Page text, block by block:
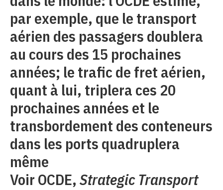
par exemple, que le transport
aérien des passagers doublera
au cours des 15 prochaines
années; le trafic de fret aérien,
quant à lui, triplera ces 20
prochaines années et le
transbordement des conteneurs
dans les ports quadruplera
même
Voir OCDE, Strategic Transport